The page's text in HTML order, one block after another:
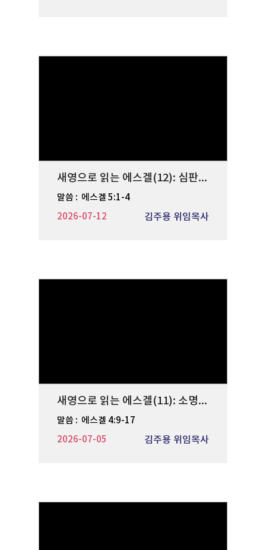
새영으로 읽는 에스겔(12): 심판의 무게
말씀 : 에스겔 5:1-4
김주용 위임목사
2026-07-12
새영으로 읽는 에스겔(11): 소명의 불이행
말씀 : 에스겔 4:9-17
김주용 위임목사
2026-07-05